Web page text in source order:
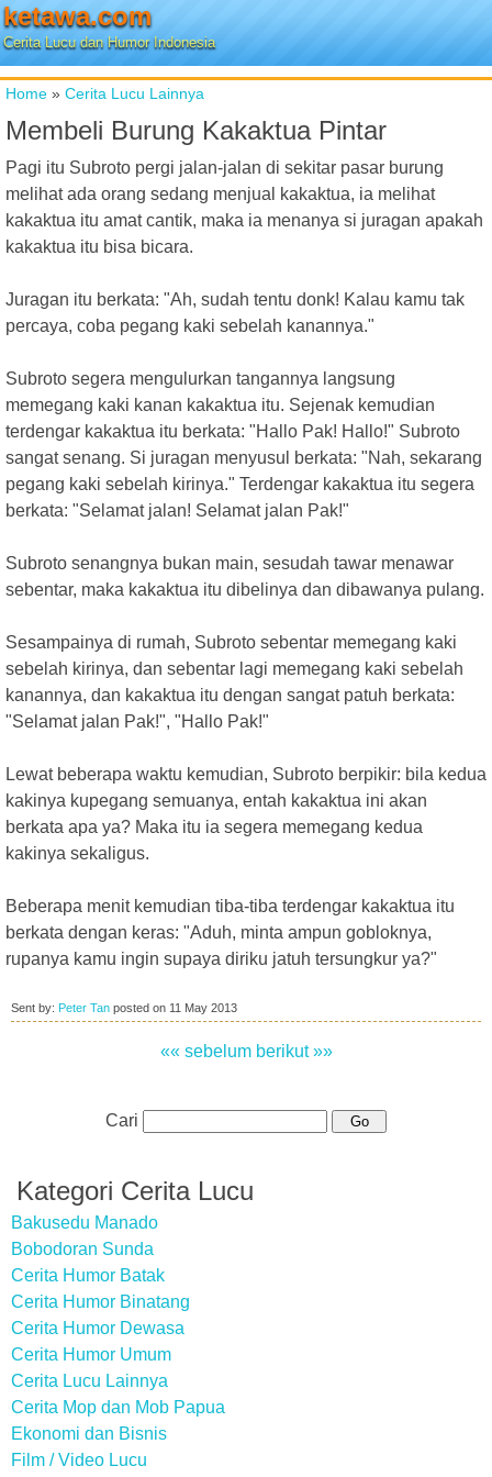
ketawa.com
Cerita Lucu dan Humor Indonesia
Home » Cerita Lucu Lainnya
Membeli Burung Kakaktua Pintar
Pagi itu Subroto pergi jalan-jalan di sekitar pasar burung
melihat ada orang sedang menjual kakaktua, ia melihat
kakaktua itu amat cantik, maka ia menanya si juragan apakah
kakaktua itu bisa bicara.
Juragan itu berkata: "Ah, sudah tentu donk! Kalau kamu tak
percaya, coba pegang kaki sebelah kanannya."
Subroto segera mengulurkan tangannya langsung
memegang kaki kanan kakaktua itu. Sejenak kemudian
terdengar kakaktua itu berkata: "Hallo Pak! Hallo!" Subroto
sangat senang. Si juragan menyusul berkata: "Nah, sekarang
pegang kaki sebelah kirinya." Terdengar kakaktua itu segera
berkata: "Selamat jalan! Selamat jalan Pak!"
Subroto senangnya bukan main, sesudah tawar menawar
sebentar, maka kakaktua itu dibelinya dan dibawanya pulang.
Sesampainya di rumah, Subroto sebentar memegang kaki
sebelah kirinya, dan sebentar lagi memegang kaki sebelah
kanannya, dan kakaktua itu dengan sangat patuh berkata:
"Selamat jalan Pak!", "Hallo Pak!"
Lewat beberapa waktu kemudian, Subroto berpikir: bila kedua
kakinya kupegang semuanya, entah kakaktua ini akan
berkata apa ya? Maka itu ia segera memegang kedua
kakinya sekaligus.
Beberapa menit kemudian tiba-tiba terdengar kakaktua itu
berkata dengan keras: "Aduh, minta ampun gobloknya,
rupanya kamu ingin supaya diriku jatuh tersungkur ya?"
Sent by: Peter Tan posted on 11 May 2013
«« sebelum berikut »»
Cari
Kategori Cerita Lucu
Bakusedu Manado
Bobodoran Sunda
Cerita Humor Batak
Cerita Humor Binatang
Cerita Humor Dewasa
Cerita Humor Umum
Cerita Lucu Lainnya
Cerita Mop dan Mob Papua
Ekonomi dan Bisnis
Film / Video Lucu